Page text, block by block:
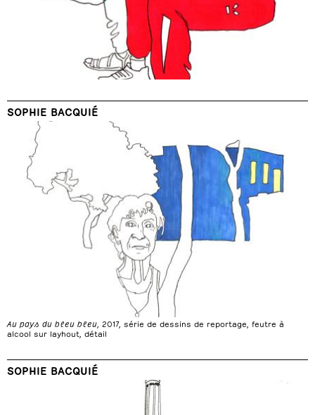
SOPHIE BACQUIÉ
Au pays du bleu bleu , 2017, série de dessins de reportage, feutre à
alcool sur layhout, détail
SOPHIE BACQUIÉ